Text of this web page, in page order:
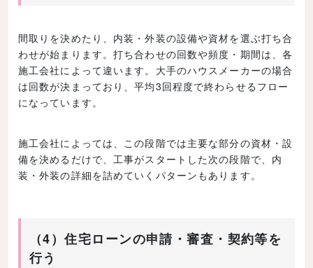
間取りを決めたり、内装・外装の設備や資材を選ぶ打ち合
わせが始まります。打ち合わせの回数や頻度・期間は、各
施工会社によって違います。大手のハウスメーカーの場合
は回数が決まっており、平均3回程度で終わらせるフロー
になっています。
施工会社によっては、この段階では主要な部分の資材・設
備を決めるだけで、工事がスタートした次の段階で、内
装・外装の詳細を詰めていくパターンもあります。
（4）住宅ローンの申請・審査・契約等を
行う